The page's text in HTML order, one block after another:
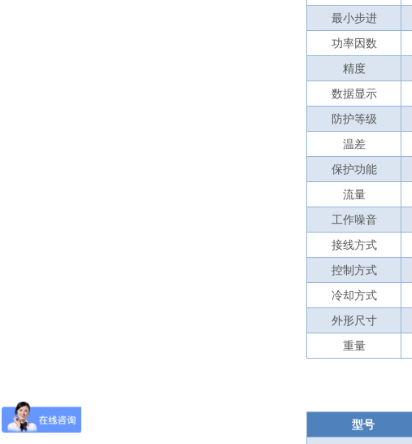
最小步进
功率因数
精度
数据显示
防护等级
温差
保护功能
流量
工作噪音
接线方式
控制方式
冷却方式
外形尺寸
重量
型号